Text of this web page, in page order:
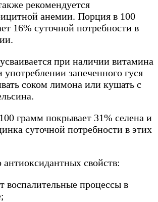
рекомендуется
анемии. Порция в 100
16% суточной потребности в
при наличии витамина
запеченного гуся
соком лимона или кушать с
грамм покрывает 31% селена и
суточной потребности в этих
свойств:
воспалительные процессы в